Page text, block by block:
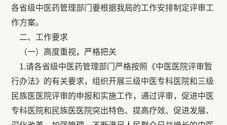
各省级中医药管理部门要根据我局的工作安排制定评审工
作方案。
二、工作要求
（一）高度重视，严格把关
1.请各省级中医药管理部门严格按照《中医医院评审暂
行办法》的有关要求，组织开展三级中医专科医院和三级
民族医医院评审的申报和实施工作，通过评审，促进中医
专科医院和民族医医院突出特色、提高疗效、促进发展、